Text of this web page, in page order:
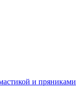
и пряниками